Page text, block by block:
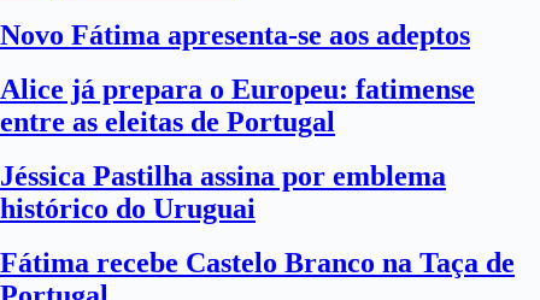
Novo Fátima apresenta-se aos adeptos
Alice já prepara o Europeu: fatimense
entre as eleitas de Portugal
Jéssica Pastilha assina por emblema
histórico do Uruguai
Fátima recebe Castelo Branco na Taça de